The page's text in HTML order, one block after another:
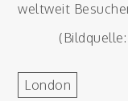
weltweit
London